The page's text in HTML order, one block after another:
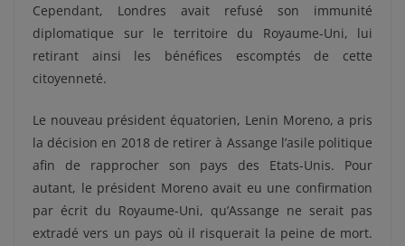
Cependant, Londres avait refusé son immunité
diplomatique sur le territoire du Royaume-Uni, lui
retirant ainsi les bénéfices escomptés de cette
citoyenneté.
Le nouveau président équatorien, Lenin Moreno, a pris
la décision en 2018 de retirer à Assange l’asile politique
afin de rapprocher son pays des Etats-Unis. Pour
autant, le président Moreno avait eu une confirmation
par écrit du Royaume-Uni, qu’Assange ne serait pas
extradé vers un pays où il risquerait la peine de mort.